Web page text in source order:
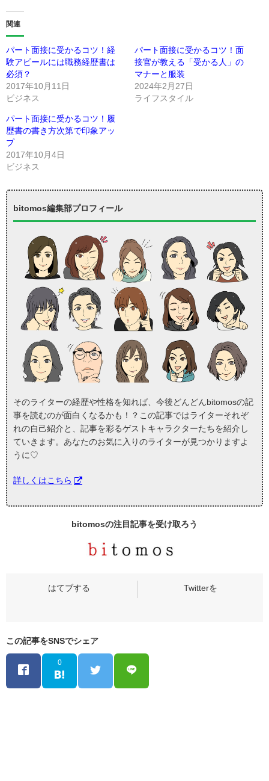
関連
パート面接に受かるコツ！経
験アピールには職務経歴書は
必須？
2017年10月11日
ビジネス
パート面接に受かるコツ！面
接官が教える「受かる人」の
マナーと服装
2024年2月27日
ライフスタイル
パート面接に受かるコツ！履
歴書の書き方次第で印象アッ
プ
2017年10月4日
ビジネス
bitomos編集部プロフィール
そのライターの経歴や性格を知れば、今後どんどんbitomosの記
事を読むのが面白くなるかも！？この記事ではライターそれぞ
れの自己紹介と、記事を彩るゲストキャラクターたちを紹介し
ていきます。あなたのお気に入りのライターが見つかりますよ
うに♡
詳しくはこちら
bitomosの注目記事を受け取ろう
この記事をSNSでシェア
0